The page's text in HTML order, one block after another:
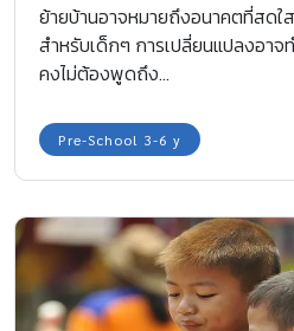
ย้ายบ้านอาจหมายถึงอนาคตที่สดใ
สำหรับเด็กๆ การเปลี่ยนแปลงอาจ
คงไม่ต้องพูดถึง...
Pre-School 3-6 y